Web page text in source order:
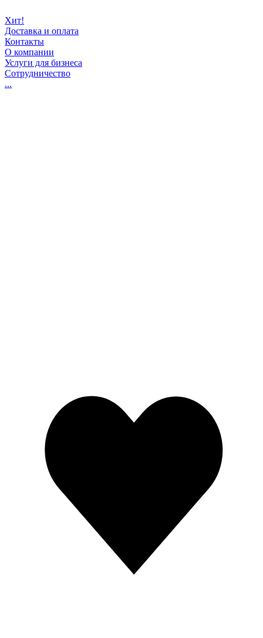
Хит!
Доставка и оплата
Контакты
О компании
Услуги для бизнеса
Сотрудничество
...